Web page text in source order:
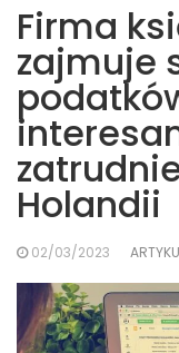
Firma
zajmuje
Holandii
02/03/2023